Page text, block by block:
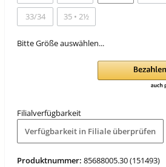
33/34 35 • 2½
Bitte Größe auswählen...
Filialverfügbarkeit
Verfügbarkeit in Filiale überprüfen
Produktnummer: 85688005.30 (151493)